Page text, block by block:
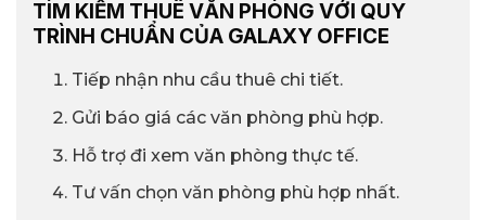
TÌM KIẾM THUÊ VĂN PHÒNG VỚI QUY
TRÌNH CHUẨN CỦA GALAXY OFFICE
Tiếp nhận nhu cầu thuê chi tiết.
Gửi báo giá các văn phòng phù hợp.
Hỗ trợ đi xem văn phòng thực tế.
Tư vấn chọn văn phòng phù hợp nhất.